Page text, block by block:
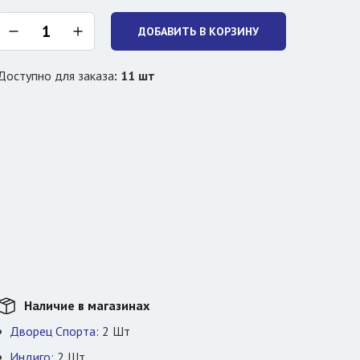
ДОБАВИТЬ В КОРЗИНУ
для заказа: 11 шт
Наличие в магазинах
Дворец Спорта: 2 Шт
Индиго: 2 Шт